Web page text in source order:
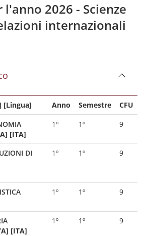
2026 - Scienze
internazionali
Insegnamento [SSD] [Lingua] Anno Semestre
CFU
[ITA]
1º 1º 9
DI
1º 1º 9
1º 1º 9
[ITA]
1º 1º 9